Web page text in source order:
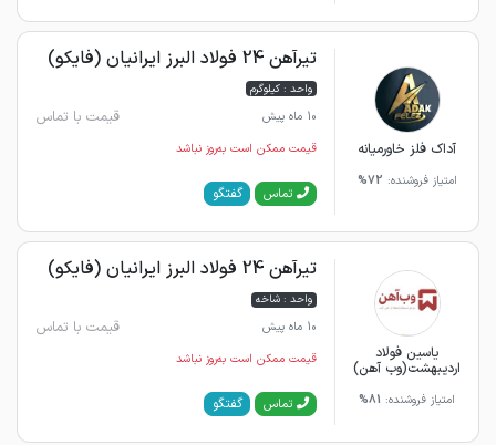
آداک فلز خاورمیانه
امتیاز فروشنده: 72%
تیرآهن 24 فولاد البرز ایرانیان (فایکو)
واحد : کیلوگرم
10 ماه پیش
قیمت با تماس
قیمت ممکن است به‌روز نباشد
تماس گفتگو
یاسین فولاد
اردیبهشت(وب آهن)
امتیاز فروشنده: 81%
تیرآهن 24 فولاد البرز ایرانیان (فایکو)
واحد : شاخه
10 ماه پیش
قیمت با تماس
قیمت ممکن است به‌روز نباشد
تماس گفتگو